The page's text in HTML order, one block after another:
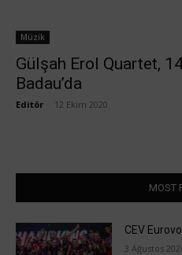
Müzik
Gülşah Erol Quartet,
Badau’da
Editör 12 Ekim 2020
MOST
CEV
3 Ağustos